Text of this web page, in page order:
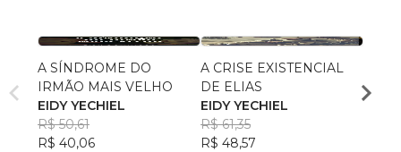
A SÍNDROME DO
IRMÃO MAIS VELHO
EIDY YECHIEL
R$ 50,61
R$ 40,06
A CRISE EXISTENCIAL
DE ELIAS
EIDY YECHIEL
R$ 61,35
R$ 48,57
EIDY